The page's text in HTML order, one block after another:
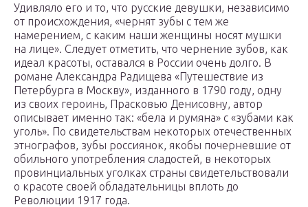
Удивляло его и то, что русские девушки, независимо
от происхождения, «чернят зубы с тем же
намерением, с каким наши женщины носят мушки
на лице». Следует отметить, что чернение зубов, как
идеал красоты, оставался в России очень долго. В
романе Александра Радищева «Путешествие из
Петербурга в Москву», изданного в 1790 году, одну
из своих героинь, Прасковью Денисовну, автор
описывает именно так: «бела и румяна» с «зубами как
уголь». По свидетельствам некоторых отечественных
этнографов, зубы россиянок, якобы почерневшие от
обильного употребления сладостей, в некоторых
провинциальных уголках страны свидетельствовали
о красоте своей обладательницы вплоть до
Революции 1917 года.